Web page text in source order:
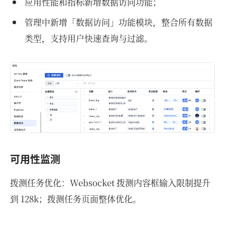
管理中新增「数据访问」功能模块，整合所有数据
类型，支持用户快速查询与过滤。
可用性监测
拨测任务优化：Websocket 拨测内容框输入限制提升
到 128k；拨测任务页面整体优化。